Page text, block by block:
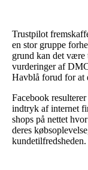
Trustpilot
en stor gruppe
grund kan det
vurderinger af
Havblå forud for at
Facebook
indtryk af internet
shops på nettet
deres
kundetilfredsheden.